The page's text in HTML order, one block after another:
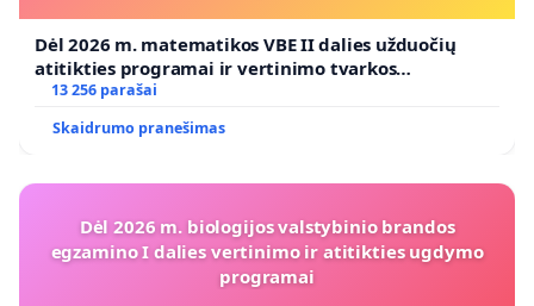
Dėl 2026 m. matematikos VBE II dalies užduočių
atitikties programai ir vertinimo tvarkos
koregavimo
13 256 parašai
Skaidrumo pranešimas
Dėl 2026 m. biologijos valstybinio brandos
egzamino I dalies vertinimo ir atitikties ugdymo
programai